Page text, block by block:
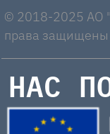
© 2018-2025 AO
права защищены
НАС